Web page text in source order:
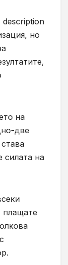
description
но
на
две
силата на
плащате